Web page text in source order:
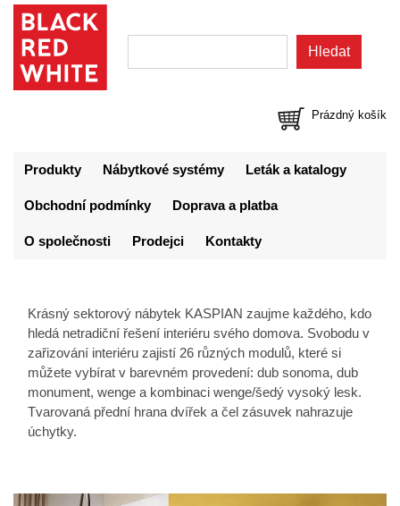
Prázdný košík
Produkty Nábytkové systémy Leták a katalogy
Obchodní podmínky Doprava a platba
O společnosti Prodejci Kontakty
Krásný sektorový nábytek KASPIAN zaujme každého, kdo
hledá netradiční řešení interiéru svého domova. Svobodu v
zařizování interiéru zajistí 26 různých modulů, které si
můžete vybírat v barevném provedení: dub sonoma, dub
monument, wenge a kombinaci wenge/šedý vysoký lesk.
Tvarovaná přední hrana dvířek a čel zásuvek nahrazuje
úchytky.